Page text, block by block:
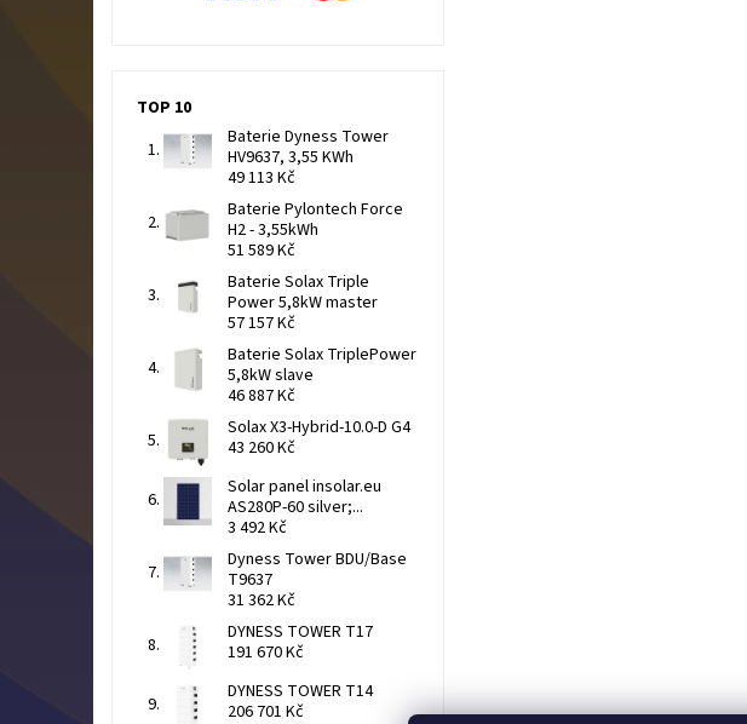
TOP 10
Baterie Dyness Tower
HV9637, 3,55 KWh
49 113 Kč
Baterie Pylontech Force
H2 - 3,55kWh
51 589 Kč
Baterie Solax Triple
Power 5,8kW master
57 157 Kč
Baterie Solax TriplePower
5,8kW slave
46 887 Kč
Solax X3-Hybrid-10.0-D G4
43 260 Kč
Solar panel insolar.eu
AS280P-60 silver;...
3 492 Kč
Dyness Tower BDU/Base
T9637
31 362 Kč
DYNESS TOWER T17
191 670 Kč
DYNESS TOWER T14
206 701 Kč